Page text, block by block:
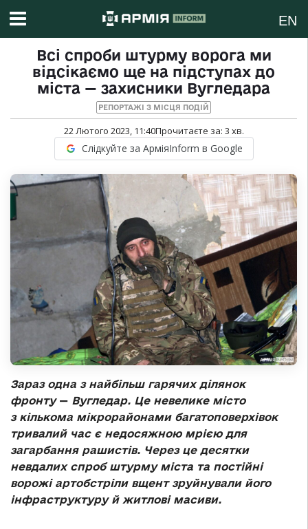
EN
Всі спроби штурму ворога ми
відсікаємо ще на підступах до
міста — захисники Вугледара
РЕПОРТАЖІ З МІСЦЯ ПОДІЙ
22 Лютого 2023, 11:40Прочитаєте за: 3 хв.
Слідкуйте за АрміяInform в Google
Зараз одна з найбільш гарячих ділянок
фронту — Вугледар. Це невелике місто
з кількома мікрорайонами багатоповерхівок
тривалий час є недосяжною мрією для
загарбання рашистів. Через це десятки
невдалих спроб штурму міста та постійні
ворожі артобстріли вщент зруйнували його
інфраструктуру й житлові масиви.